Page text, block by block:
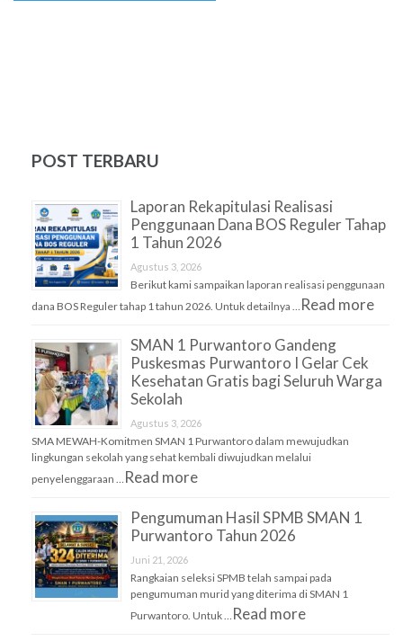
POST TERBARU
Laporan Rekapitulasi Realisasi
Penggunaan Dana BOS Reguler Tahap
1 Tahun 2026
Agustus 3, 2026
Berikut kami sampaikan laporan realisasi penggunaan
dana BOS Reguler tahap 1 tahun 2026. Untuk detailnya …
Read more
SMAN 1 Purwantoro Gandeng
Puskesmas Purwantoro I Gelar Cek
Kesehatan Gratis bagi Seluruh Warga
Sekolah
Agustus 3, 2026
SMA MEWAH-Komitmen SMAN 1 Purwantoro dalam mewujudkan
lingkungan sekolah yang sehat kembali diwujudkan melalui
penyelenggaraan …
Read more
Pengumuman Hasil SPMB SMAN 1
Purwantoro Tahun 2026
Juni 21, 2026
Rangkaian seleksi SPMB telah sampai pada
pengumuman murid yang diterima di SMAN 1
Purwantoro. Untuk …
Read more